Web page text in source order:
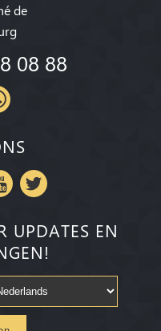
de
08 88
UPDATES EN